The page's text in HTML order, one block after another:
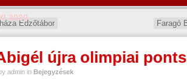
2020
Edzőtábor Faragó
újra olimpiai
admin in Bejegyzések